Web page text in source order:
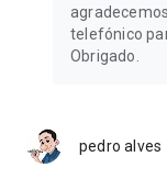
telefónico
Obrigado.
pedro alves